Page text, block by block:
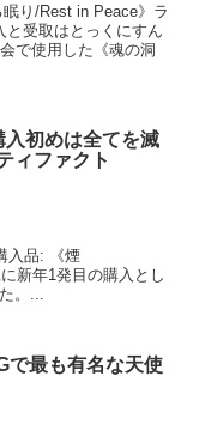
り/Rest in Peace》ラ
と受取はとっくにすん
で使用した《魂の洞
入初めは全てを滅
ィファクト
入品: 《煙
新年1発目の購入とし
。...
で最も有名な天使